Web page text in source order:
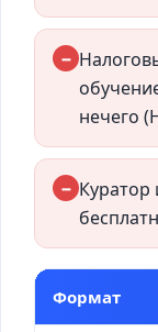
−
нечего
−
Формат